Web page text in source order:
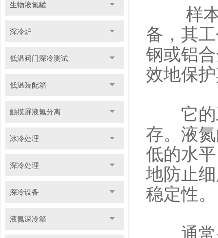
生物液氮罐
深冷炉
低温阀门深冷测试
低温装配箱
触摸屏液氮分离
冰冷处理
深冷处理
深冷设备
液氮深冷箱
样本库
备，其
钢或铝
效地保
它的工
存。液
低的水
地防止
稳定性。
通常采